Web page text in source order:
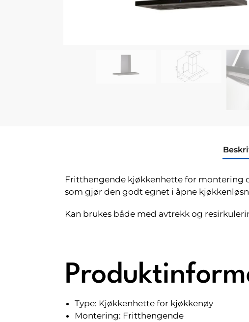
Fritthengende kjøkkenhette for montering
som gjør den godt egnet i åpne
Kan brukes både med avtrekk og
Type: Kjøkkenhette for kjøkkenøy
Montering: Fritthengende